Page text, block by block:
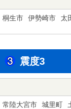
桐生市 伊勢崎市 太
震度3
常陸大宮市 城里町